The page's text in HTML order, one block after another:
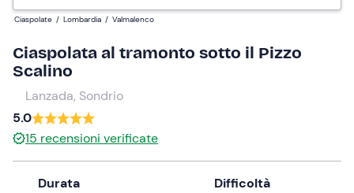
Ciaspolate / Lombardia / Valmalenco
Ciaspolata al tramonto sotto il Pizzo
Scalino
Lanzada, Sondrio
5.0
15 recensioni verificate
Durata
Difficoltà